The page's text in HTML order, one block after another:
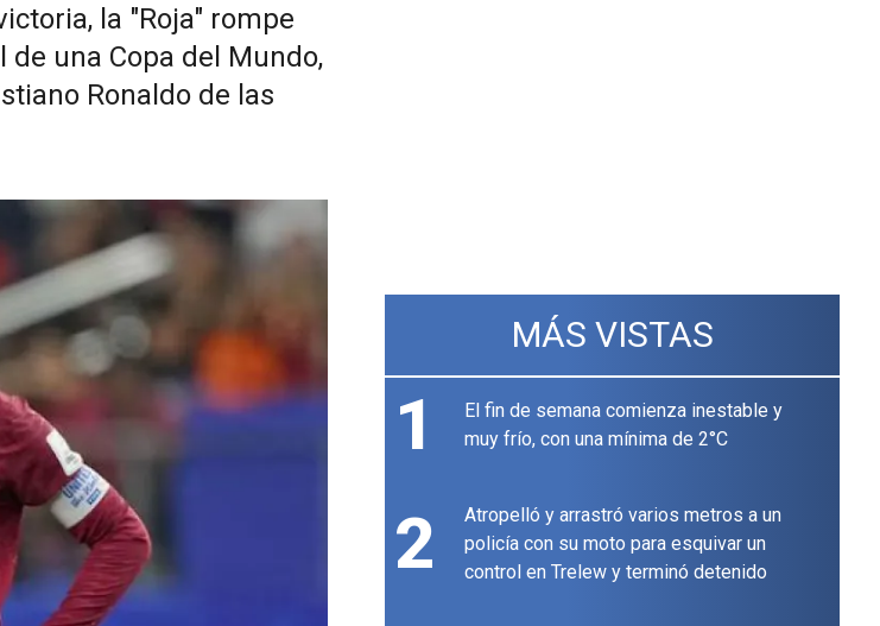
la "Roja" rompe
una Copa del Mundo,
Ronaldo de las
MÁS VISTAS
1
El fin de semana comienza inestable y
muy frío, con una mínima de 2°C
2
Atropelló y arrastró varios metros a un
policía con su moto para esquivar un
control en Trelew y terminó detenido